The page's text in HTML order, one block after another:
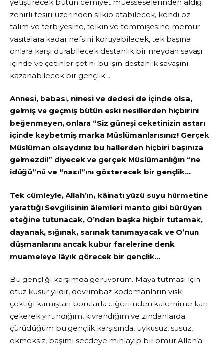
yetiştirecek bütün cemiyet müesseselerinden aldığı
zehirli tesiri üzerinden silkip atabilecek, kendi öz
talim ve terbiyesine, telkin ve temmişesine memur
vasıtalara kadar nefsini koruyabilecek, tek başına
onlara karşı durabilecek destanlık bir meydan savaşı
içinde ve çetinler çetini bu işin destanlık savaşını
kazanabilecek bir gençlik…
Annesi, babası, ninesi ve dedesi de içinde olsa,
gelmiş ve geçmiş bütün eski nesillerden hiçbirini
beğenmeyen, onlara “Siz güneşi ceketinizin astarı
içinde kaybetmiş marka Müslümanlarısınız! Gerçek
Müslüman olsaydınız bu hallerden hiçbiri başınıza
gelmezdi!” diyecek ve gerçek Müslümanlığın “ne
idüğü”nü ve “nasıl”ını gösterecek bir gençlik…
Tek cümleyle, Allah’ın, kâinatı yüzü suyu hürmetine
yarattığı Sevgilisinin âlemleri manto gibi bürüyen
eteğine tutunacak, O’ndan başka hiçbir tutamak,
dayanak, sığınak, sarınak tanımayacak ve O’nun
düşmanlarını ancak kubur farelerine denk
muameleye lâyık görecek bir gençlik…
Bu gençliği karşımda görüyorum. Maya tutması için
otuz küsur yıldır, devrimbaz kodomanların viski
çektiği kamıştan borularla ciğerimden kalemime kan
çekerek yırtındığım, kıvrandığım ve zindanlarda
çürüdüğüm bu gençlik karşısında, uykusuz, susuz,
ekmeksiz, başımı secdeye mıhlayıp bir ömür Allah’a